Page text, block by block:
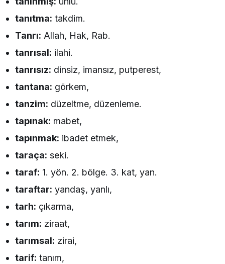
tanıtma: takdim.
Tanrı: Allah, Hak, Rab.
tanrısal: ilahi.
tanrısız: dinsiz, imansız, putperest,
tantana: görkem,
tanzim: düzeltme, düzenleme.
tapınak: mabet,
tapınmak: ibadet etmek,
taraça: seki.
taraf: 1. yön. 2. bölge. 3. kat, yan.
taraftar: yandaş, yanlı,
tarh: çıkarma,
tarım: ziraat,
tarımsal: zirai,
tarif: tanım,